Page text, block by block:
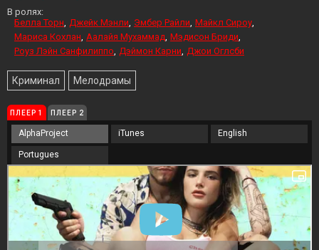
В ролях:
Белла Торн Джейк Мэнли Эмбер Райли Майкл Сироу
Мариса Кохлан Аалайя Мухаммад Мэдисон Бриди
Роуз Лэйн Санфилиппо Дэймон Карни Джои Оглсби
Криминал Мелодрамы
ПЛЕЕР 1 ПЛЕЕР 2
AlphaProject iTunes English
Portugues